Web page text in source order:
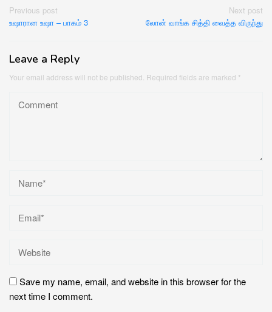
Post
navigation
Previous post
உஷாரான உஷா – பாகம் 3
Next post
லோன் வாங்க‌ சித்தி வைத்த விருந்து
Leave a Reply
Your email address will not be published. Required fields are marked *
Save my name, email, and website in this browser for the
next time I comment.